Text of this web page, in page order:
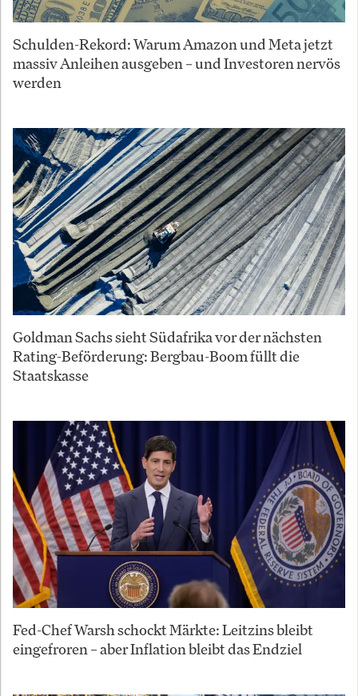
Schulden-Rekord: Warum Amazon und Meta jetzt
massiv Anleihen ausgeben – und Investoren nervös
werden
Goldman Sachs sieht Südafrika vor der nächsten
Rating-Beförderung: Bergbau-Boom füllt die
Staatskasse
Fed-Chef Warsh schockt Märkte: Leitzins bleibt
eingefroren – aber Inflation bleibt das Endziel